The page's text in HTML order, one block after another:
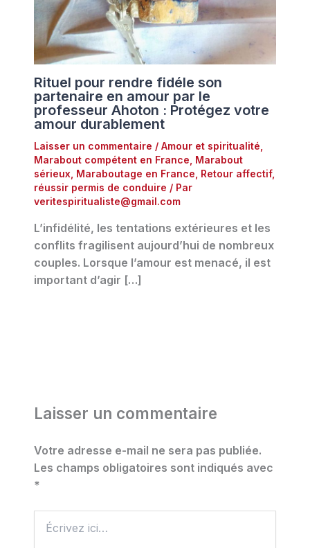
Rituel pour rendre fidéle son
partenaire en amour par le
professeur Ahoton : Protégez votre
amour durablement
Laisser un commentaire / Amour et spiritualité,
Marabout compétent en France, Marabout
sérieux, Maraboutage en France, Retour affectif,
réussir permis de conduire / Par
veritespiritualiste@gmail.com
L’infidélité, les tentations extérieures et les
conflits fragilisent aujourd’hui de nombreux
couples. Lorsque l’amour est menacé, il est
important d’agir […]
Laisser un commentaire
Votre adresse e-mail ne sera pas publiée.
Les champs obligatoires sont indiqués avec
*
ici…